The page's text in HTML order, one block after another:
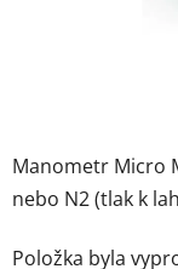
Manometr Micro
nebo N2 (tlak k
Položka byla